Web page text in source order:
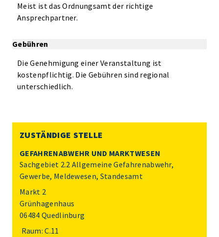
Meist ist das Ordnungsamt der richtige
Ansprechpartner.
Gebühren
Die Genehmigung einer Veranstaltung ist
kostenpflichtig. Die Gebühren sind regional
unterschiedlich.
ZUSTÄNDIGE STELLE
GEFAHRENABWEHR UND MARKTWESEN
Sachgebiet 2.2 Allgemeine Gefahrenabwehr,
Gewerbe, Meldewesen, Standesamt
Markt 2
Grünhagenhaus
06484 Quedlinburg
Raum: C.11